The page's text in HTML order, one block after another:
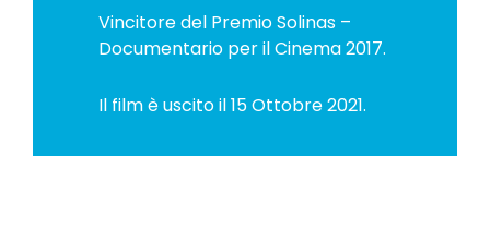
Vincitore del Premio Solinas –
Documentario per il Cinema 2017.
Il film è uscito il 15 Ottobre 2021.